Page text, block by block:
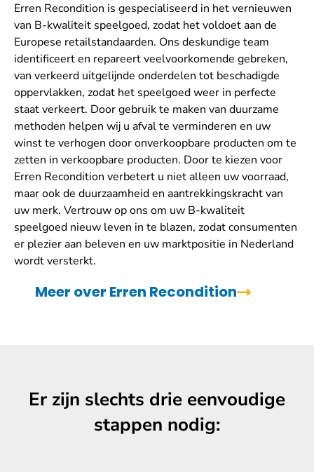
Erren Recondition is gespecialiseerd in het vernieuwen
van B-kwaliteit speelgoed, zodat het voldoet aan de
Europese retailstandaarden. Ons deskundige team
identificeert en repareert veelvoorkomende gebreken,
van verkeerd uitgelijnde onderdelen tot beschadigde
oppervlakken, zodat het speelgoed weer in perfecte
staat verkeert. Door gebruik te maken van duurzame
methoden helpen wij u afval te verminderen en uw
winst te verhogen door onverkoopbare producten om te
zetten in verkoopbare producten. Door te kiezen voor
Erren Recondition verbetert u niet alleen uw voorraad,
maar ook de duurzaamheid en aantrekkingskracht van
uw merk. Vertrouw op ons om uw B-kwaliteit
speelgoed nieuw leven in te blazen, zodat consumenten
er plezier aan beleven en uw marktpositie in Nederland
wordt versterkt.
Meer over Erren Recondition
Er zijn slechts drie eenvoudige
stappen nodig: